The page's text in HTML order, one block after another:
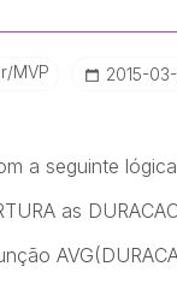
MVP ‎2015-
a seguinte lógica
as